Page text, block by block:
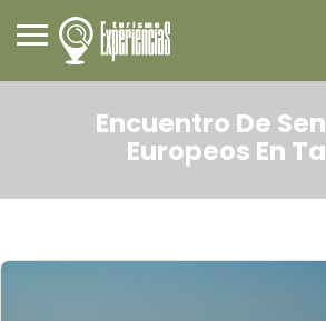
Encuentro De
Europeos En